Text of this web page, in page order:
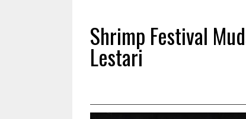
Shrimp Festival
Lestari